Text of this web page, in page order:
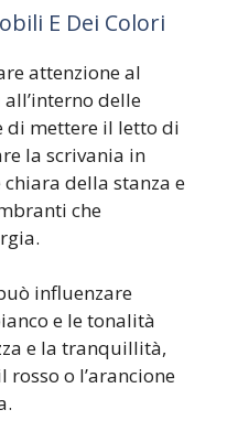
E Dei Colori
attenzione al
delle
di mettere il letto di
la scrivania in
della stanza e
che
influenzare
e le tonalità
e la tranquillità,
o l’arancione